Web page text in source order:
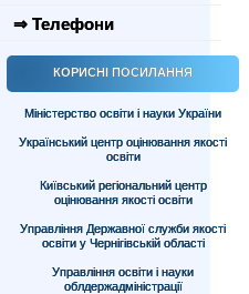
⇒ Телефони
КОРИСНІ ПОСИЛАННЯ
Міністерство освіти і науки України
Український центр оцінювання якості
освіти
Київський регіональний центр
оцінювання якості освіти
Управління Державної служби якості
освіти у Чернігівській області
Управління освіти і науки
облдержадміністрації